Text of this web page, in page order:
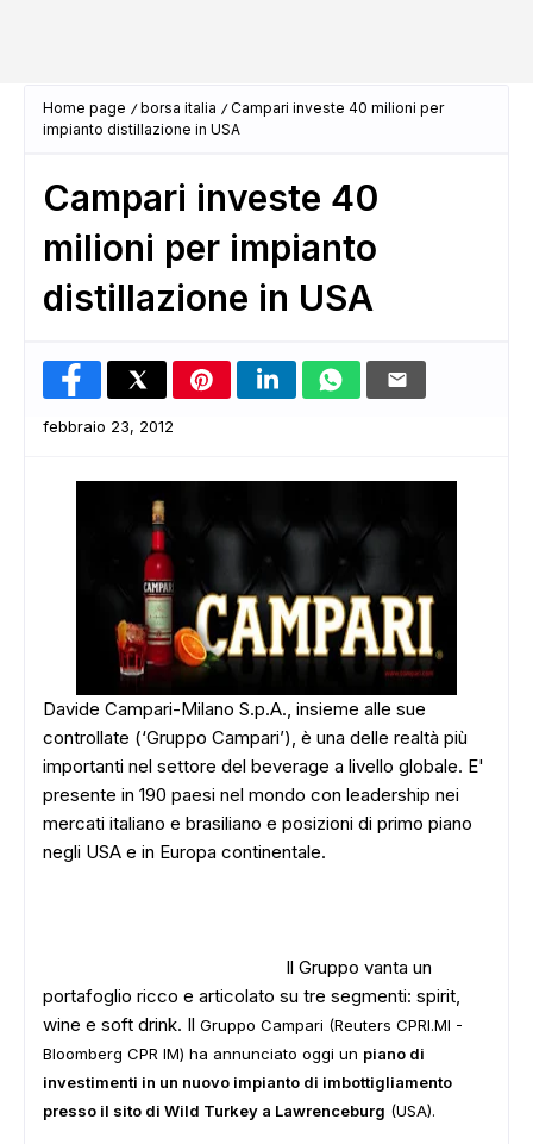
Home page borsa italia
Campari investe 40 milioni per
impianto distillazione in USA
Campari investe 40
milioni per impianto
distillazione in USA
febbraio 23, 2012
Davide Campari-Milano S.p.A., insieme alle sue
controllate (‘Gruppo Campari’), è una delle realtà più
importanti nel settore del beverage a livello globale. E'
presente in 190 paesi nel mondo con leadership nei
mercati italiano e brasiliano e posizioni di primo piano
negli USA e in Europa continentale.
Il Gruppo vanta un
portafoglio ricco e articolato su tre segmenti: spirit,
wine e soft drink. Il Gruppo Campari (Reuters CPRI.MI -
Bloomberg CPR IM) ha annunciato oggi un piano di
investimenti in un nuovo impianto di imbottigliamento
presso il sito di Wild Turkey a Lawrenceburg (USA).